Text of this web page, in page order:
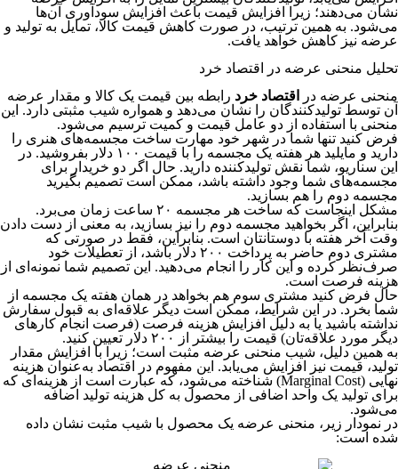
نشان می‌دهند؛ زیرا افزایش قیمت باعث افزایش سودآوری آن‌ها
می‌شود. به همین ترتیب، در صورت کاهش قیمت کالا، تمایل به تولید و
عرضه نیز کاهش خواهد یافت.
تحلیل منحنی عرضه در اقتصاد خرد
منحنی عرضه در
اقتصاد خرد رابطه بین قیمت یک کالا و مقدار عرضه
آن توسط تولیدکنندگان را نشان می‌دهد و همواره شیب مثبتی دارد. این
منحنی با استفاده از دو عامل قیمت و کمیت ترسیم می‌شود.
فرض کنید تنها شما در شهر خود مهارت ساخت مجسمه‌های هنری را
دارید و مایلید هر هفته یک مجسمه را با قیمت ۱۰۰ دلار بفروشید. در
این سناریو، شما نقش تولیدکننده دارید. حال اگر دو خریدار برای
مجسمه‌های شما وجود داشته باشد، ممکن است تصمیم بگیرید
مجسمه دوم را هم بسازید.
مشکل اینجاست که ساخت هر مجسمه ۲۰ ساعت زمان می‌برد.
بنابراین، اگر بخواهید مجسمه دوم را نیز بسازید، به معنی از دست دادن
وقت آخر هفته با دوستانتان است. بنابراین، فقط در صورتی که
مشتری دوم حاضر به پرداخت ۲۰۰ دلار باشد، از تعطیلات خود
صرف‌نظر کرده و این کار را انجام می‌دهید. این تصمیم شما نمونه‌ای از
هزینه فرصت است.
حال فرض کنید مشتری سوم هم بخواهد در همان هفته یک مجسمه از
شما بخرد. در این شرایط، ممکن است دیگر علاقه‌ای به قبول سفارش
نداشته باشید یا به دلیل افزایش هزینه فرصت (فرصت انجام کارهای
دیگر مورد علاقه‌تان) قیمت را بیشتر از ۲۰۰ دلار تعیین کنید.
به همین دلیل، شیب منحنی عرضه مثبت است؛ زیرا با افزایش مقدار
تولید، قیمت نیز افزایش می‌یابد. این مفهوم در اقتصاد به‌عنوان هزینه
نهایی (Marginal Cost) شناخته می‌شود، که عبارت است از هزینه‌ای که
برای تولید یک واحد اضافی از محصول به کل هزینه تولید اضافه
می‌شود.
در نمودار زیر، منحنی عرضه یک محصول با شیب مثبت نشان داده
شده است: